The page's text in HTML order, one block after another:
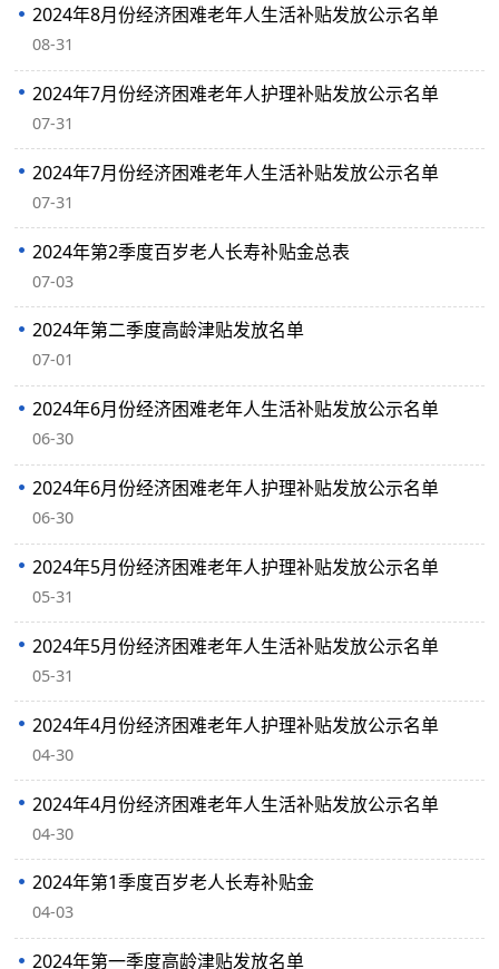
2024年8月份经济困难老年人生活补贴发放公示名单
08-31
2024年7月份经济困难老年人护理补贴发放公示名单
07-31
2024年7月份经济困难老年人生活补贴发放公示名单
07-31
2024年第2季度百岁老人长寿补贴金总表
07-03
2024年第二季度高龄津贴发放名单
07-01
2024年6月份经济困难老年人生活补贴发放公示名单
06-30
2024年6月份经济困难老年人护理补贴发放公示名单
06-30
2024年5月份经济困难老年人护理补贴发放公示名单
05-31
2024年5月份经济困难老年人生活补贴发放公示名单
05-31
2024年4月份经济困难老年人护理补贴发放公示名单
04-30
2024年4月份经济困难老年人生活补贴发放公示名单
04-30
2024年第1季度百岁老人长寿补贴金
04-03
2024年第一季度高龄津贴发放名单